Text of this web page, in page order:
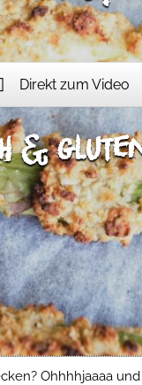
Direkt zum Video
&
Ohhhhjaaaa